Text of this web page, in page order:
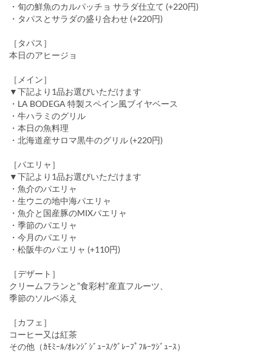
・旬の鮮魚のカルパッチョ サラダ仕立て (+220円)
・タパスとサラダの盛り合わせ (+220円)
［タパス］
本日のアヒージョ
［メイン］
▼下記より1品お選びいただけます
・LA BODEGA 特製スペイン風ブイヤベース
・牛ハラミのグリル
・本日の魚料理
・北海道産サロマ黒牛のグリル (+220円)
［パエリャ］
▼下記より1品お選びいただけます
・魚介のパエリャ
・生ウニの地中海パエリャ
・魚介と国産豚のMIXパエリャ
・季節のパエリャ
・今月のパエリャ
・松阪牛のパエリャ (+110円)
［デザート］
クリームフランと”食彩村”産直フルーツ、
季節のソルベ添え
［カフェ］
コーヒー又は紅茶
その他（ｶﾓﾐｰﾙ/ｵﾚﾝｼﾞｼﾞｭｰｽ/ｸﾞﾚｰﾌﾟﾌﾙｰﾂｼﾞｭｰｽ）